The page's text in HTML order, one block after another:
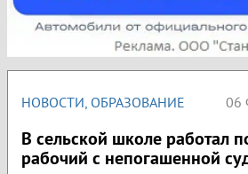
НОВОСТИ, ОБРАЗОВАНИЕ 06
В сельской школе работал
рабочий с непогашенной